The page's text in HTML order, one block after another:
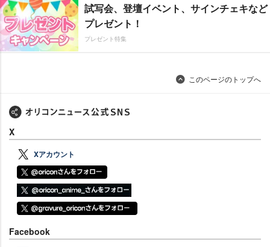
試写会、登壇イベント、サインチェキなど
プレゼント！
プレゼント特集
このページのトップへ
X
Xアカウント
Facebook